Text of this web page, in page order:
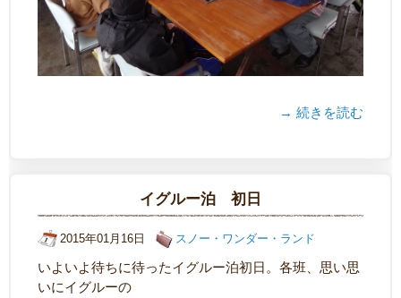
→ 続きを読む
イグルー泊 初日
2015年01月16日 スノー・ワンダー・ランド
いよいよ待ちに待ったイグルー泊初日。各班、思い思
いにイグルーの